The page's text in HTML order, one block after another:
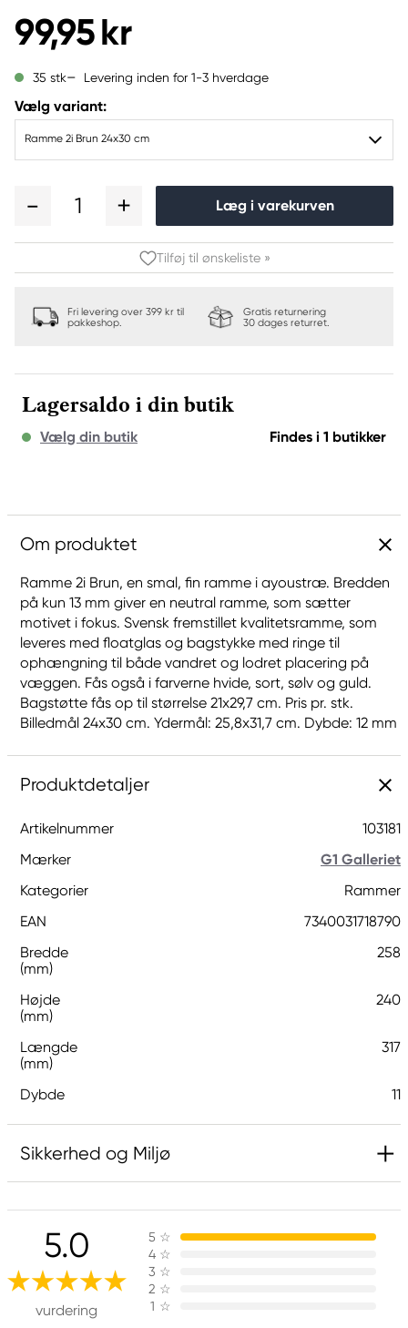
99,95 kr
35 stk Levering inden for 1-3 hverdage
Vælg variant:
Ramme 2i Brun 24x30 cm
1 Læg i varekurven
Tilføj til ønskeliste »
Fri levering over 399 kr til
pakkeshop.
Gratis returnering
30 dages returret.
Lagersaldo i din butik
Vælg din butik Findes i 1 butikker
Om produktet
Ramme 2i Brun, en smal, fin ramme i ayoustræ. Bredden
på kun 13 mm giver en neutral ramme, som sætter
motivet i fokus. Svensk fremstillet kvalitetsramme, som
leveres med floatglas og bagstykke med ringe til
ophængning til både vandret og lodret placering på
væggen. Fås også i farverne hvide, sort, sølv og guld.
Bagstøtte fås op til størrelse 21x29,7 cm. Pris pr. stk.
Billedmål 24x30 cm. Ydermål: 25,8x31,7 cm. Dybde: 12 mm
Produktdetaljer
Artikelnummer
103181
Mærker
G1 Galleriet
Kategorier
Rammer
EAN
7340031718790
Bredde
(mm)
258
Højde
(mm)
240
Længde
(mm)
317
Dybde 11
Sikkerhed og Miljø
Ansvarlig EU
G1 Galleriet
Galleri1 AB
Ringvägen 40
614 31 Söderköping, Sweden
5.0
vurdering
5 ☆
4 ☆
3 ☆
2 ☆
1 ☆